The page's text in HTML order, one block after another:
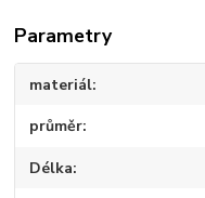
Parametry
materiál
průměr
Délka